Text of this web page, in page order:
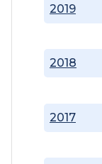
2017
2018
2019